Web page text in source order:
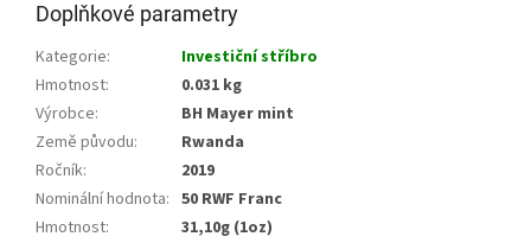
Doplňkové parametry
Kategorie:
Investiční stříbro
Hmotnost:
0.031 kg
Výrobce:
BH Mayer mint
Země původu:
Rwanda
Ročník:
2019
Nominální hodnota: 50 RWF Franc
Hmotnost:
31,10g (1oz)